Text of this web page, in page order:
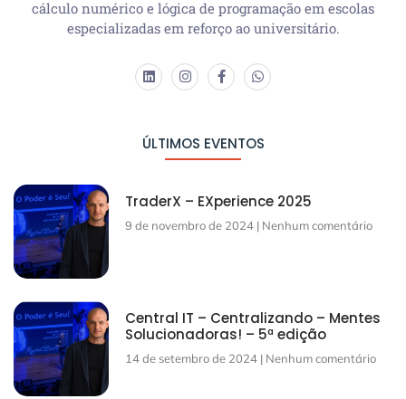
cálculo numérico e lógica de programação em escolas
especializadas em reforço ao universitário.
ÚLTIMOS EVENTOS
TraderX – EXperience 2025
9 de novembro de 2024 Nenhum comentário
Central IT – Centralizando – Mentes
Solucionadoras! – 5ª edição
14 de setembro de 2024 Nenhum comentário